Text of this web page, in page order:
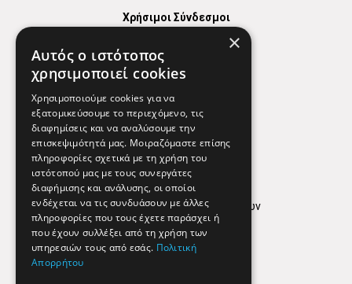
Χρήσιμοι Σύνδεσμοι
Χρήσιμα Τηλέφωνα
Εφημερεύοντα Φαρμακεία
Απόρρητο
Όροι Χρήσης
Πολιτική προστασίας δεδομένων
Findhere
×
Αυτός ο ιστότοπος
χρησιμοποιεί cookies
Χρησιμοποιούμε cookies για να
εξατομικεύσουμε το περιεχόμενο, τις
διαφημίσεις και να αναλύσουμε την
επισκεψιμότητά μας. Μοιραζόμαστε επίσης
πληροφορίες σχετικά με τη χρήση του
ιστότοπού μας με τους συνεργάτες
διαφήμισης και ανάλυσης, οι οποίοι
ενδέχεται να τις συνδυάσουν με άλλες
πληροφορίες που τους έχετε παράσχει ή
που έχουν συλλέξει από τη χρήση των
υπηρεσιών τους από εσάς. Πολιτική
Απορρήτου